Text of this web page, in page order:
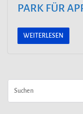
PARK FÜR
WEITERLESEN